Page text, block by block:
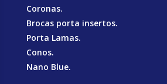
Coronas.
Brocas porta insertos.
Porta Lamas.
Conos.
Nano Blue.